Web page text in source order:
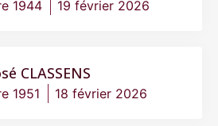
1944 19 février 2026
CLASSENS
1951 18 février 2026